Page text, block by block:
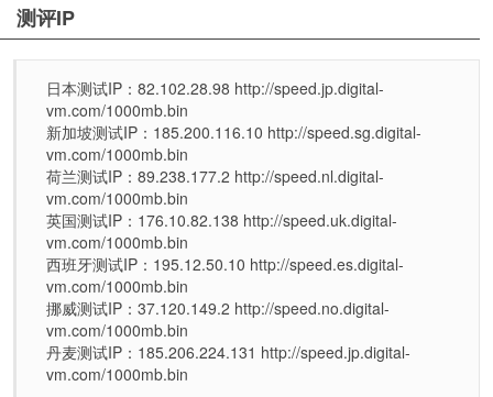
测评IP
日本测试IP：82.102.28.98 http://speed.jp.digital-
vm.com/1000mb.bin
新加坡测试IP：185.200.116.10 http://speed.sg.digital-
vm.com/1000mb.bin
荷兰测试IP：89.238.177.2 http://speed.nl.digital-
vm.com/1000mb.bin
英国测试IP：176.10.82.138 http://speed.uk.digital-
vm.com/1000mb.bin
西班牙测试IP：195.12.50.10 http://speed.es.digital-
vm.com/1000mb.bin
挪威测试IP：37.120.149.2 http://speed.no.digital-
vm.com/1000mb.bin
丹麦测试IP：185.206.224.131 http://speed.jp.digital-
vm.com/1000mb.bin